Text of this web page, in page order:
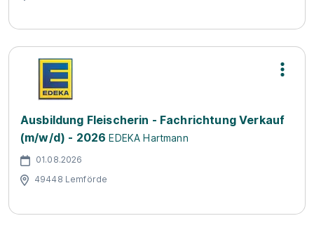
Ausbildung Fleischerin - Fachrichtung Verkauf
(m/w/d) - 2026 EDEKA Hartmann
01.08.2026
49448 Lemförde